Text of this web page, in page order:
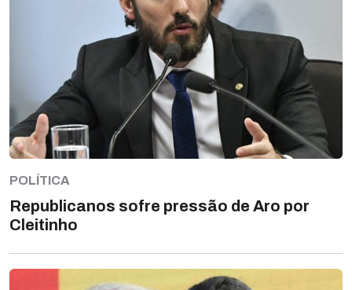
POLÍTICA
Republicanos sofre pressão de Aro por
Cleitinho